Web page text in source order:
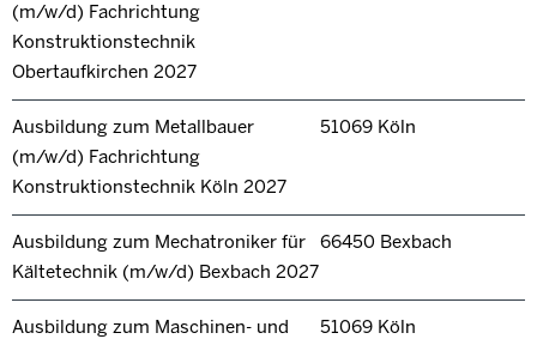
(m/w/d) Fachrichtung
Konstruktionstechnik
Obertaufkirchen 2027
Ausbildung zum Metallbauer
(m/w/d) Fachrichtung
Konstruktionstechnik Köln 2027
51069 Köln
Ausbildung zum Mechatroniker für
Kältetechnik (m/w/d) Bexbach 2027
66450 Bexbach
Ausbildung zum Maschinen- und
51069 Köln